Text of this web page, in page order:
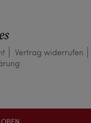
Vertrag widerrufen